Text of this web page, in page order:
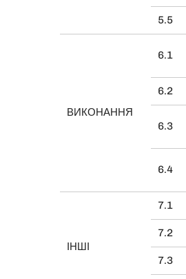
5.5
ВИКОНАННЯ
6.1
6.2
6.3
6.4
ІНШІ
7.1
7.2
7.3